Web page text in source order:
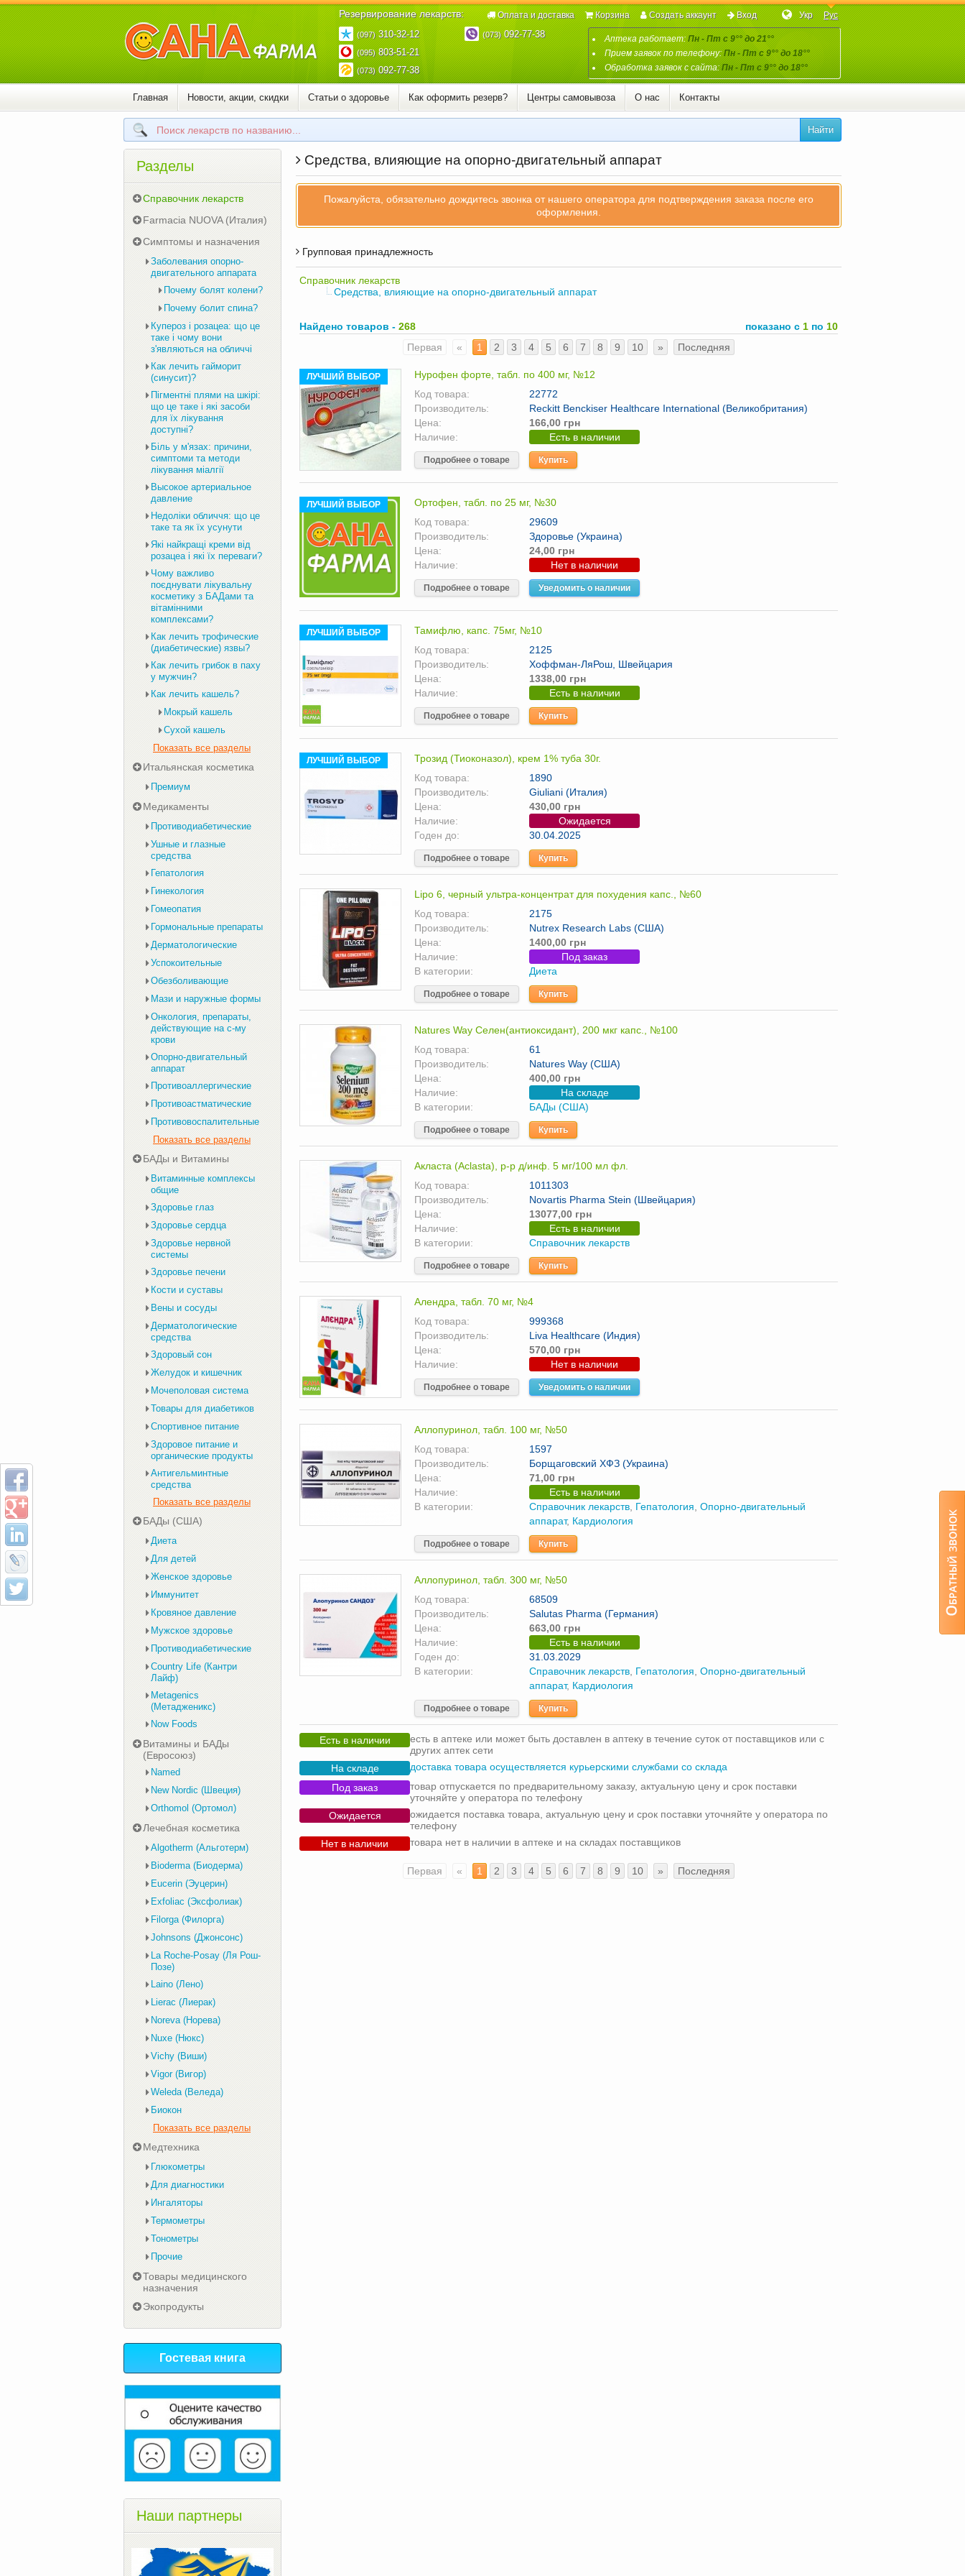
Резервирование лекарств:
(097)310-32-12
(095)803-51-21
(073)092-77-38
(073)092-77-38 Аптека работает:Пн - Пт с 9°° до 21°°
Прием заявок по телефону:Пн - Пт с 9°° до 18°°
Обработка заявок с сайта:Пн - Пт с 9°° до 18°°
Укр Рус
Оплата и доставка Корзина Создать аккаунт Вход
Главная Новости, акции, скидки Статьи о здоровье Как оформить резерв? Центры самовывоза О нас Контакты
Найти
Средства, влияющие на опорно-двигательный аппарат
Пожалуйста, обязательно дождитесь звонка от нашего оператора для подтверждения заказа после его
оформления.
Групповая принадлежность
Справочник лекарств
Средства, влияющие на опорно-двигательный аппарат
Найдено товаров - 268 показано с 1 по 10
Первая
« 1 2 3 4 5 6 7 8 9 10 » Последняя
ЛУЧШИЙ ВЫБОР
Нурофен форте, табл. по 400 мг, №12
Код товара:
22772
Производитель:
Reckitt Benckiser Healthcare International (Великобритания)
Цена:
166,00 грн
Наличие:
Есть в наличии
Подробнее о товаре Купить
ЛУЧШИЙ ВЫБОР
Ортофен, табл. по 25 мг, №30
Код товара:
29609
Производитель:
Здоровье (Украина)
Цена:
24,00 грн
Наличие:
Нет в наличии
Подробнее о товаре Уведомить о наличии
ЛУЧШИЙ ВЫБОР
Тамифлю, капс. 75мг, №10
Код товара:
2125
Производитель:
Хоффман-ЛяРош, Швейцария
Цена:
1338,00 грн
Наличие:
Есть в наличии
Подробнее о товаре Купить
ЛУЧШИЙ ВЫБОР
Трозид (Тиоконазол), крем 1% туба 30г.
Код товара:
1890
Производитель:
Giuliani (Италия)
Цена:
430,00 грн
Наличие:
Ожидается
Годен до:
30.04.2025
Подробнее о товаре Купить
Lipo 6, черный ультра-концентрат для похудения капс., №60
Код товара:
2175
Производитель:
Nutrex Research Labs (США)
Цена:
1400,00 грн
Наличие:
Под заказ
В категории:
Диета
Подробнее о товаре Купить
Natures Way Селен(антиоксидант), 200 мкг капс., №100
Код товара:
61
Производитель:
Natures Way (США)
Цена:
400,00 грн
Наличие:
На складе
В категории:
БАДы (США)
Подробнее о товаре Купить
Акласта (Aclasta), р-р д/инф. 5 мг/100 мл фл.
Код товара:
1011303
Производитель:
Novartis Pharma Stein (Швейцария)
Цена:
13077,00 грн
Наличие:
Есть в наличии
В категории:
Справочник лекарств
Подробнее о товаре Купить
Алендра, табл. 70 мг, №4
Код товара:
999368
Производитель:
Liva Healthcare (Индия)
Цена:
570,00 грн
Наличие:
Нет в наличии
Подробнее о товаре Уведомить о наличии
Аллопуринол, табл. 100 мг, №50
Код товара:
1597
Производитель:
Борщаговский ХФЗ (Украина)
Цена:
71,00 грн
Наличие:
Есть в наличии
В категории:
Справочник лекарств Гепатология Опорно-двигательный
аппарат, Кардиология
Подробнее о товаре Купить
Аллопуринол, табл. 300 мг, №50
Код товара:
68509
Производитель:
Salutas Pharma (Германия)
Цена:
663,00 грн
Наличие:
Есть в наличии
Годен до:
31.03.2029
В категории:
Справочник лекарств Гепатология Опорно-двигательный
аппарат, Кардиология
Подробнее о товаре Купить
Есть в наличии
есть в аптеке или может быть доставлен в аптеку в течение суток от поставщиков или с
других аптек сети
На складе
доставка товара осуществляется курьерскими службами со склада
Под заказ
товар отпускается по предварительному заказу, актуальную цену и срок поставки
уточняйте у оператора по телефону
Ожидается
ожидается поставка товара, актуальную цену и срок поставки уточняйте у оператора по
телефону
Нет в наличии
товара нет в наличии в аптеке и на складах поставщиков
Первая « 1 2 3 4 5 6 7 8 9 10 » Последняя
Разделы
Справочник лекарств
Farmacia NUOVA (Италия)
Симптомы и назначения
Заболевания опорно-
двигательного аппарата
Почему болят колени?
Почему болит спина?
Купероз і розацеа: що це
таке і чому вони
з'являються на обличчі
Как лечить гайморит
(синусит)?
Пігментні плями на шкірі:
що це таке і які засоби
для їх лікування
доступні?
Біль у м'язах: причини,
симптоми та методи
лікування міалгії
Высокое артериальное
давление
Недоліки обличчя: що це
таке та як їх усунути
Які найкращі креми від
розацеа і які їх переваги?
Чому важливо
поєднувати лікувальну
косметику з БАДами та
вітамінними
комплексами?
Как лечить трофические
(диабетические) язвы?
Как лечить грибок в паху
у мужчин?
Как лечить кашель?
Мокрый кашель
Сухой кашель
Показать все разделы
Итальянская косметика
Премиум
Медикаменты
Противодиабетические
Ушные и глазные
средства
Гепатология
Гинекология
Гомеопатия
Гормональные препараты
Дерматологические
Успокоительные
Обезболивающие
Мази и наружные формы
Онкология, препараты,
действующие на с-му
крови
Опорно-двигательный
аппарат
Противоаллергические
Противоастматические
Противовоспалительные
Показать все разделы
БАДы и Витамины
Витаминные комплексы
общие
Здоровье глаз
Здоровье сердца
Здоровье нервной
системы
Здоровье печени
Кости и суставы
Вены и сосуды
Дерматологические
средства
Здоровый сон
Желудок и кишечник
Мочеполовая система
Товары для диабетиков
Спортивное питание
Здоровое питание и
органические продукты
Антигельминтные
средства
Показать все разделы
БАДы (США)
Диета
Для детей
Женское здоровье
Иммунитет
Кровяное давление
Мужское здоровье
Противодиабетические
Country Life (Кантри
Лайф)
Metagenics
(Метадженикс)
Now Foods
Витамины и БАДы
(Евросоюз)
Named
New Nordic (Швеция)
Orthomol (Ортомол)
Лечебная косметика
Algotherm (Альготерм)
Bioderma (Биодерма)
Eucerin (Эуцерин)
Exfoliac (Эксфолиак)
Filorga (Филорга)
Johnsons (Джонсонс)
La Roche-Posay (Ля Рош-
Позе)
Laino (Лено)
Lierac (Лиерак)
Noreva (Норева)
Nuxe (Нюкс)
Vichy (Виши)
Vigor (Вигор)
Weleda (Веледа)
Биокон
Показать все разделы
Медтехника
Глюкометры
Для диагностики
Ингаляторы
Термометры
Тонометры
Прочие
Товары медицинского
назначения
Экопродукты
Гостевая книга
Наши партнеры